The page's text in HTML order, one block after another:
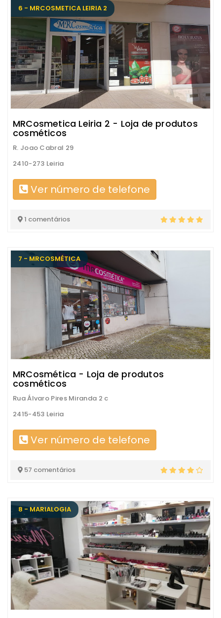
6 - MRCOSMETICA LEIRIA 2
MRCosmetica Leiria 2 - Loja de produtos
cosméticos
R. Joao Cabral 29
2410-273 Leiria
Ver número de telefone
1 comentários
7 - MRCOSMÉTICA
MRCosmética - Loja de produtos
cosméticos
Rua Álvaro Pires Miranda 2 c
2415-453 Leiria
Ver número de telefone
57 comentários
8 - MARIALOGIA